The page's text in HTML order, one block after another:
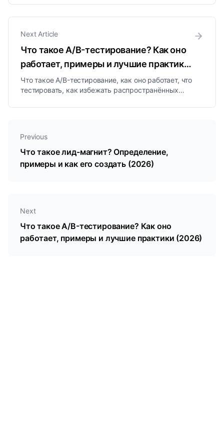
посетителей в лиды.
Next Article
Что такое A/B-тестирование? Как оно
работает, примеры и лучшие практики
(2026)
Что такое A/B-тестирование, как оно работает, что
тестировать, как избежать распространённых
принимать маркетинговые решения на основе
Previous
Что такое лид-магнит? Определение,
примеры и как его создать (2026)
Next
Что такое A/B-тестирование? Как оно
работает, примеры и лучшие практики (2026)